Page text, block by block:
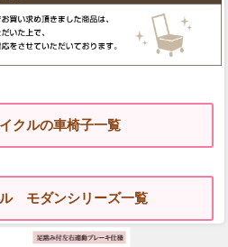
クルの車椅子一覧
モダンシリーズ一覧